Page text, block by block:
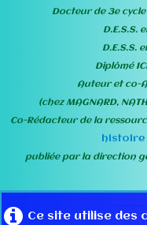
Docteur de 3e
D.E.S.S.
D.E.S.S.
Diplômé
Auteur et co-
(chez MAGNARD,
Co-Rédacteur de la
histoire
publiée par la direction
Ce site utilise des